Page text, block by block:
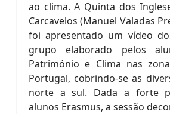
ao clima. A Quinta dos
Carcavelos (Manuel Valadas
foi apresentado um vídeo
grupo elaborado pelos
Património e Clima nas
Portugal, cobrindo-se as
norte a sul. Dada a forte
alunos Erasmus, a sessão